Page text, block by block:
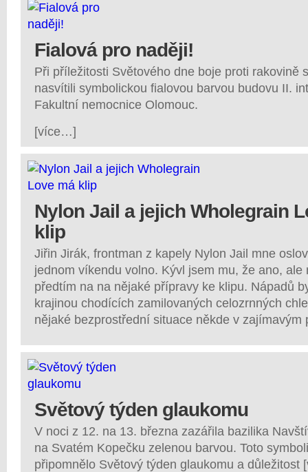
Fialová pro naději!
Při příležitosti Světového dne boje proti rakovině
nasvítili symbolickou fialovou barvou budovu II.
Fakultní nemocnice Olomouc.
[více…]
Nylon Jail a jejich Wholegrain
klip
Jiřin Jirák, frontman z kapely Nylon Jail mne
jednom víkendu volno. Kývl jsem mu, že ano, ale
předtím na na nějaké přípravy ke klipu. Nápadů
krajinou chodících zamilovaných celozrnných
nějaké bezprostřední situace někde v
Světový týden glaukomu
V noci z 12. na 13. března zazářila bazilika
na Svatém Kopečku zelenou barvou. Toto
připomnělo Světový týden glaukomu a důležitost